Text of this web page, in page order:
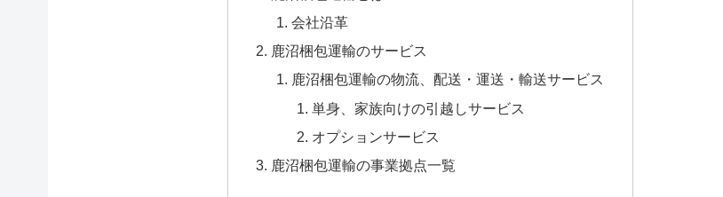
会社沿革
鹿沼梱包運輸のサービス
鹿沼梱包運輸の物流、配送・運送・輸送サービス
単身、家族向けの引越しサービス
オプションサービス
鹿沼梱包運輸の事業拠点一覧